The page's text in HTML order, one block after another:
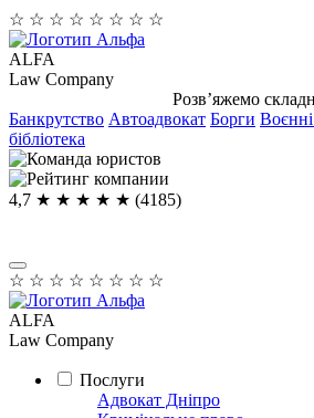
☆ ☆ ☆ ☆ ☆ ☆ ☆ ☆
ALFA
Law Company
Розв’яжемо
Банкрутство Автоадвокат Борги
бібліотека
4,7 ★ ★ ★ ★ ★ (4185)
☆ ☆ ☆ ☆ ☆ ☆ ☆ ☆
ALFA
Law Company
Послуги
Адвокат Дніпро